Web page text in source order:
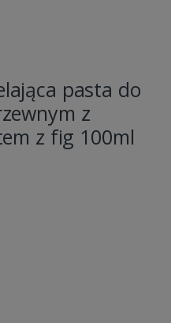
pasta do
z
z fig 100ml